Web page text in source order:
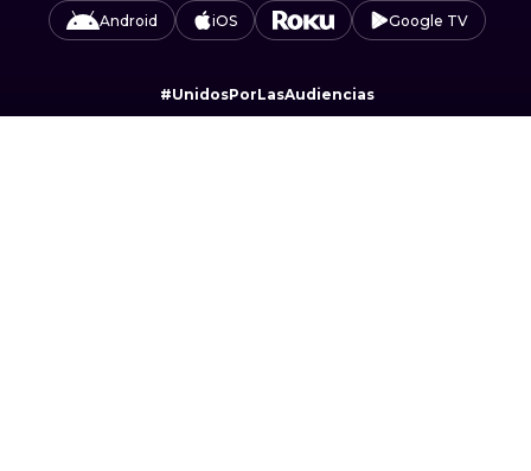
Android iOS Google TV
#UnidosPorLasAudiencias